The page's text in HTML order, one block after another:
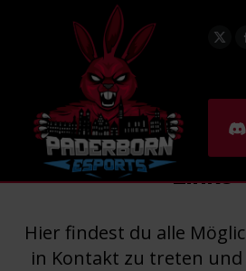
X
Links
Hier findest du alle
in Kontakt zu treten